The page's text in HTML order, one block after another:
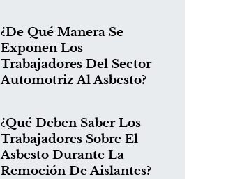
¿De Qué Manera Se
Exponen Los
Trabajadores Del Sector
Automotriz Al Asbesto?
¿Qué Deben Saber Los
Trabajadores Sobre El
Asbesto Durante La
Remoción De Aislantes?